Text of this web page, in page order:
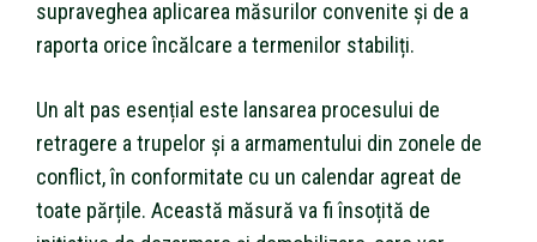
supraveghea aplicarea măsurilor convenite și de a
raporta orice încălcare a termenilor stabiliți.
Un alt pas esențial este lansarea procesului de
retragere a trupelor și a armamentului din zonele de
conflict, în conformitate cu un calendar agreat de
toate părțile. Această măsură va fi însoțită de